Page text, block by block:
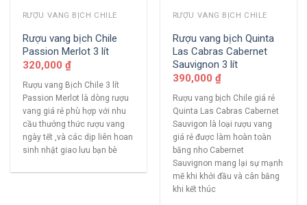
RƯỢU VANG BỊCH CHILE
Rượu vang bịch Chile
Passion Merlot 3 lít
320,000 ₫
Rượu vang Bịch Chile 3 lít
Passion Merlot là dòng rượu
vang giá rẻ phù hợp với nhu
cầu thưởng thức rượu vang
ngày tết ,và các dịp liên hoan
sinh nhật giao lưu bạn bè
RƯỢU VANG BỊCH CHILE
Rượu vang bịch Quinta
Las Cabras Cabernet
Sauvignon 3 lít
390,000 ₫
Rượu vang bịch Chile giá rẻ
Quinta Las Cabras Cabernet
Sauvigon là loại rượu vang
giá rẻ được làm hoàn toàn
bằng nho Cabernet
Sauvignon mang lại sự mạnh
mẽ khi khởi đầu và cân bằng
khi kết thúc